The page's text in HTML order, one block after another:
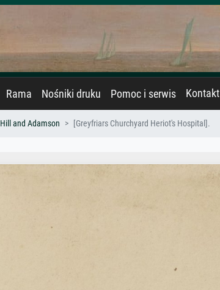
Rama Nośniki druku Pomoc i serwis Kontakt
Hill and Adamson [Greyfriars Churchyard Heriot's Hospital].